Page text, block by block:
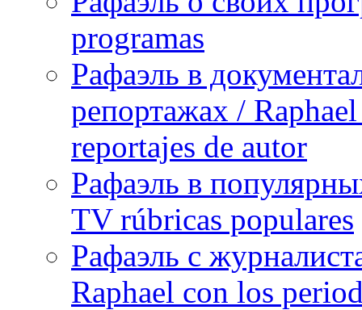
programas
Рафаэль в
репортажах /
reportajes de autor
Рафаэль в
TV rúbricas populares
Рафаэль с
Raphael con los